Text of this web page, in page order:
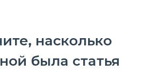
насколько
была статья